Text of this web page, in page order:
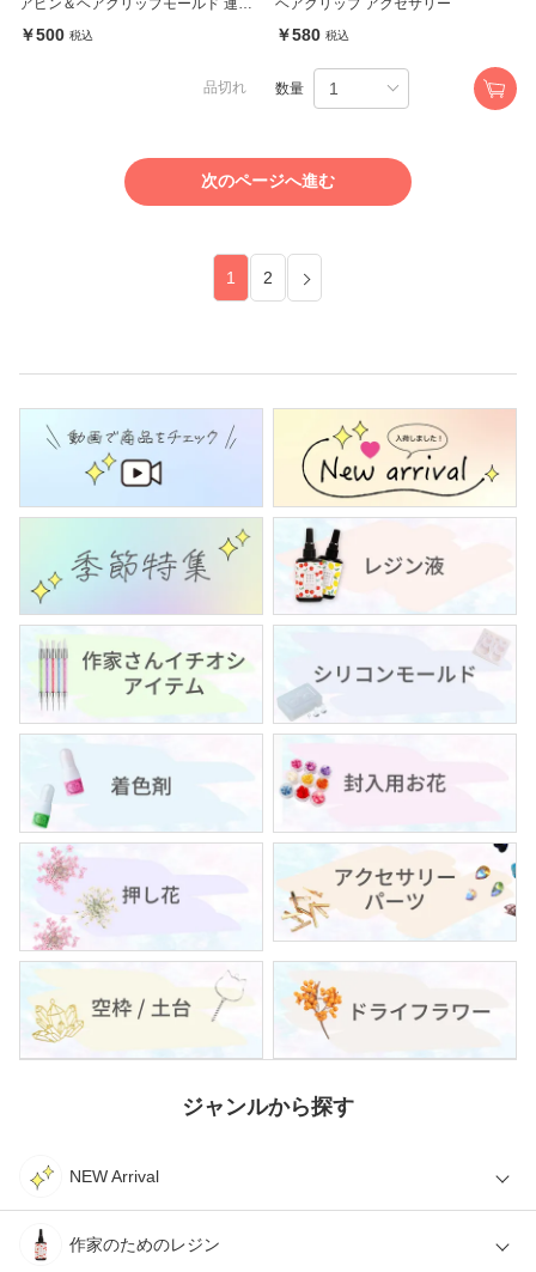
アピン＆ヘアクリップモールド 連モ
￥500 税込
品切れ
ヘアクリップ アクセサリー
￥580 税込
数量
次のページへ進む
1 2
ジャンルから探す
NEW Arrival
作家のためのレジン